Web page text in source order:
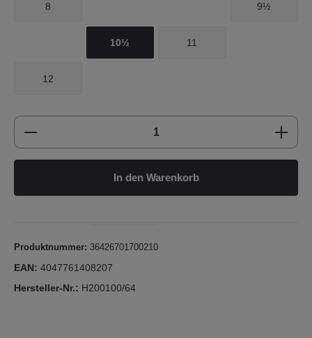
8 9½
10½ 11
12
Produkt Anzahl: Gib den gewünschten
In den Warenkorb
Produktnummer: 36426701700210
EAN: 4047761408207
Hersteller-Nr.: H200100/64